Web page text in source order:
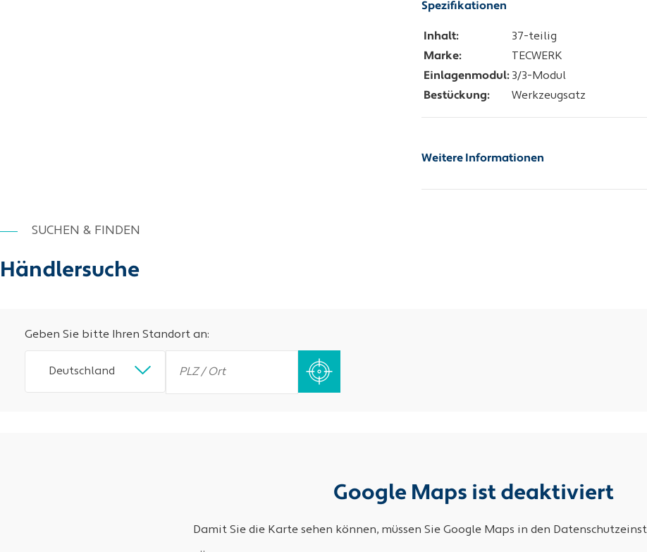
Spezifikationen
Inhalt:
37-teilig
Marke:
TECWERK
Einlagenmodul: 3/3-Modul
Bestückung:
Werkzeugsatz
Weitere Informationen
SUCHEN & FINDEN
Händlersuche
Geben Sie bitte Ihren Standort an:
Deutschland
Google Maps ist deaktiviert
Damit Sie die Karte sehen können, müssen Sie Google Maps in den